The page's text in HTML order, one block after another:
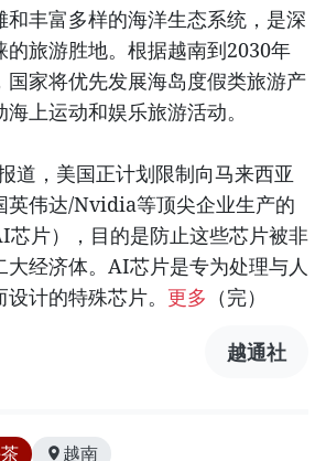
和丰富多样的海洋生态系统，是深
的旅游胜地。根据越南到2030年
国家将优先发展海岛度假类旅游产
上运动和娱乐旅游活动。
道，美国正计划限制向马来西亚
英伟达/Nvidia等顶尖企业生产的
芯片），目的是防止这些芯片被非
大经济体。AI芯片是专为处理与人
计的特殊芯片。 更多 （完）
越通社
越南